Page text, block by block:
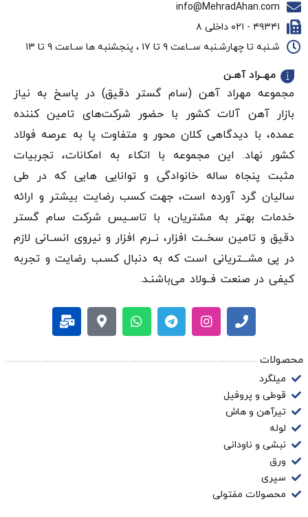
info@MehradAhan.com
۴۹۳۴۱ - ۰۲۱ داخلی ۸
شـنبه تا چهارشـنبه ســاعت ۹ تا ۱۷ ، پنجشنبه ها سـاعت ۹ تا ۱۳
مهــراد آهـن
مجموعه مهراد آهن (سام گستر دقيق) در پاسخ به نیاز
بازار آهن‌ آلات کشور با حضور شرکت‌های تامین کننده
عمده، با دیدگاهی کلان محور و متفاوت پا به عرصه فولاد
کشور نهاد. این مجموعه با اتکاء به امکانات، تجربیات
مثبت پنجاه ساله خانوادگی و توانایی هایی که در طی
سالیان گرد آورده است، جهت کسب رضایت بیشتر و ارائه
خدمات بهتر به مشتریان، با تاسـیس شرکت سام گستر
دقيق و تامین سخــت افزار، نــرم افزار و نیروی انســانی لازم
در پی مشـــتریانی است که به دنبال کسـب رضایت و تجربه
کیفی در صنعت فــولاد می‌باشنـد.
محصولات
میلگرد
قوطی و پروفیل
تیرآهن و هاش
لوله
نبشی و ناودانی
ورق
سپری
محصولات مفتولی